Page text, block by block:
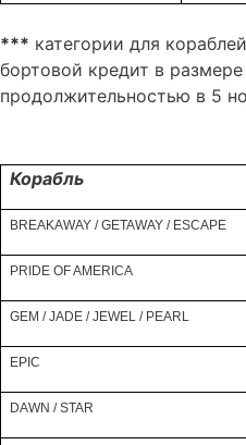
*** категории для
бортовой кредит в
продолжительностью в 5
Корабль
BREAKAWAY / GETAWAY / ESCAPE
PRIDE OF AMERICA
GEM / JADE / JEWEL / PEARL
EPIC
DAWN / STAR